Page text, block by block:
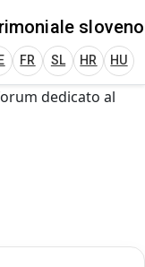
Planning
Italy,
di
in Slovenia,
fornitori di
dedicato al
FR SL HR HU